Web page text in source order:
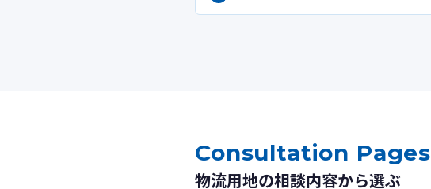
Consultation Pages
物流用地の相談内容から選ぶ